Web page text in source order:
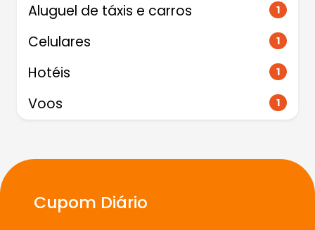
Aluguel de táxis e carros 1
Celulares 1
Hotéis 1
Voos 1
Cupom Diário